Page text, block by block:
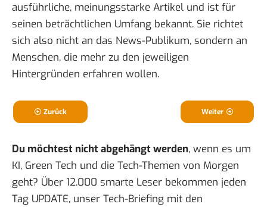
ausführliche, meinungsstarke Artikel und ist für
seinen beträchtlichen Umfang bekannt. Sie richtet
sich also nicht an das News-Publikum, sondern an
Menschen, die mehr zu den jeweiligen
Hintergründen erfahren wollen.
Zurück Weiter
Du möchtest nicht abgehängt werden, wenn es um
KI, Green Tech und die Tech-Themen von Morgen
geht? Über 12.000 smarte Leser bekommen jeden
Tag UPDATE, unser Tech-Briefing mit den